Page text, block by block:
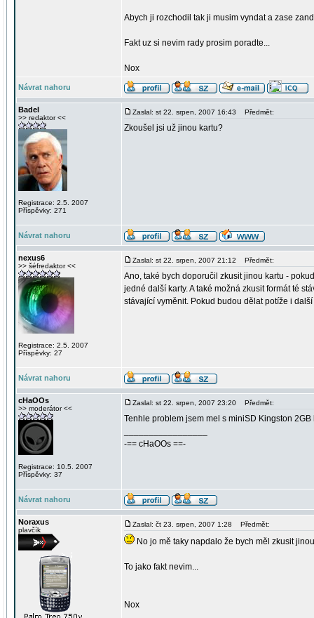
Abych ji rozchodil tak ji musim vyndat a zase
Fakt uz si nevim rady prosim poradte...
Nox
Návrat nahoru
Badel
>> redaktor <<
Registrace: 2.5. 2007
Příspěvky: 271
Zaslal: st 22. srpen, 2007 16:43 Předmět:
Zkoušel jsi už jinou kartu?
Návrat nahoru
nexus6
>> šéfredaktor <<
Registrace: 2.5. 2007
Příspěvky: 27
Zaslal: st 22. srpen, 2007 21:12 Předmět:
Ano, také bych doporučil zkusit jinou kartu -
jedné další karty. A také možná zkusit formát té
stávající vyměnit. Pokud budou dělat potíže i
Návrat nahoru
cHaOOs
>> moderátor <<
Registrace: 10.5. 2007
Příspěvky: 37
Zaslal: st 22. srpen, 2007 23:20 Předmět:
Tenhle problem jsem mel s miniSD Kingston
-== cHaOOs ==-
Návrat nahoru
Noraxus
plavčík
Zaslal: čt 23. srpen, 2007 1:28 Předmět:
No jo mě taky napdalo že bych měl zkusit
To jako fakt nevim...
Nox